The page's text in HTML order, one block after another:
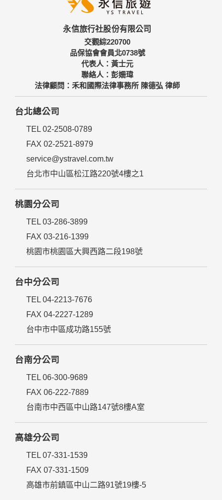
永信旅行社股份有限公司
交觀綜220700
品保協會會員北0738號
代表人：黃士元
聯絡人：彭姍瑋
法律顧問：禾和國際法律事務所 陳德弘 律師
台北總公司
TEL 02-2508-0789
FAX 02-2521-8979
service@ystravel.com.tw
台北市中山區松江路220號4樓之1
桃園分公司
TEL 03-286-3899
FAX 03-216-1399
桃園市桃園區大興西路二段198號
台中分公司
TEL 04-2213-7676
FAX 04-2227-1289
台中市中區成功路155號
台南分公司
TEL 06-300-9689
FAX 06-222-7889
台南市中西區中山路147號8樓A室
高雄分公司
TEL 07-331-1539
FAX 07-331-1509
高雄市前鎮區中山二路91號19樓-5